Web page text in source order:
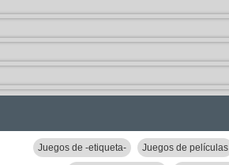
Juegos de -etiqueta- Juegos de películas